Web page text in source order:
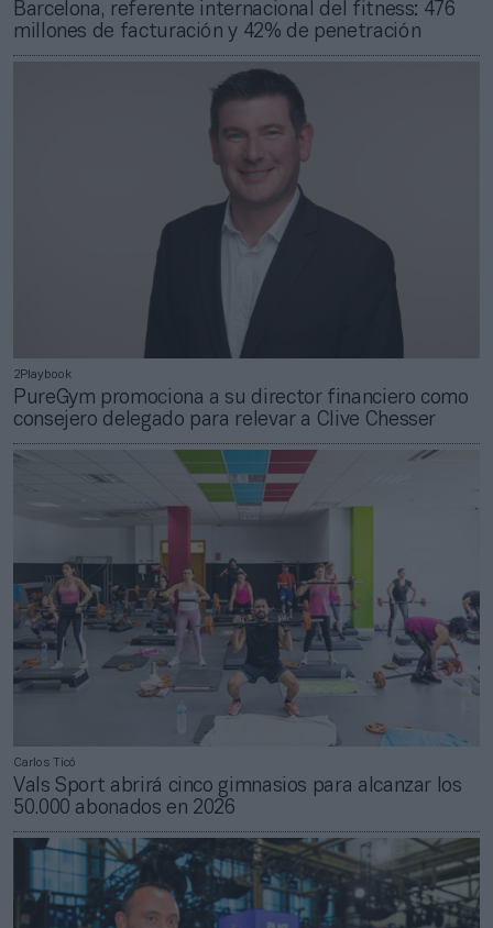
Barcelona, referente internacional del fitness: 476
millones de facturación y 42% de penetración
2Playbook
PureGym promociona a su director financiero como
consejero delegado para relevar a Clive Chesser
Carlos Ticó
Vals Sport abrirá cinco gimnasios para alcanzar los
50.000 abonados en 2026